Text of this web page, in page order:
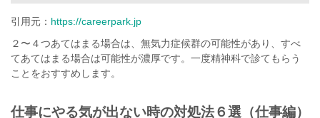
引用元： https://careerpark.jp
２〜４つあてはまる場合は、無気力症候群の可能性があり、すべ
てあてはまる場合は可能性が濃厚です。一度精神科で診てもらう
ことをおすすめします。
仕事にやる気が出ない時の対処法６選（仕事編）